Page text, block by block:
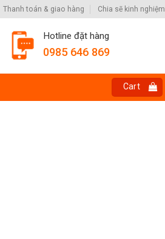
Thanh toán & giao hàng Chia sẽ kinh nghiệm
Hotline đặt hàng
0985 646 869
Cart